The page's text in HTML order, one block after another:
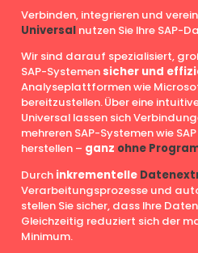
Verbinden, integrieren und
Universal nutzen Sie Ihre SAP-
Wir sind darauf spezialisiert,
SAP-Systemen sicher und
Analyseplattformen wie
bereitzustellen. Über eine
Universal lassen sich
mehreren SAP-Systemen wie
herstellen – ganz ohne
Durch inkrementelle
Verarbeitungsprozesse und
stellen Sie sicher, dass Ihre
Gleichzeitig reduziert sich der
Minimum.